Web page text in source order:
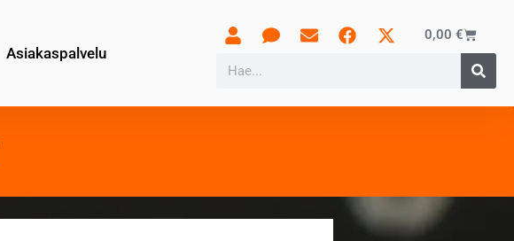
Asiakaspalvelu
0,00 €